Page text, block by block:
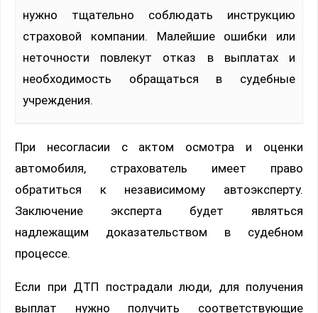
нужно тщательно соблюдать инструкцию
страховой компании. Малейшие ошибки или
неточности повлекут отказ в выплатах и
необходимость обращаться в судебные
учреждения.
При несогласии с актом осмотра и оценки
автомобиля, страхователь имеет право
обратиться к независимому автоэксперту.
Заключение эксперта будет являться
надлежащим доказательством в судебном
процессе.
Если при ДТП пострадали люди, для получения
выплат нужно получить соответствующие